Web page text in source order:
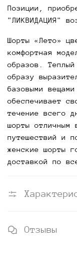
Позиции,
"ЛИКВИДАЦИЯ"
Шорты «Лето»
комфортная
образов.
образу
базовыми
обеспечивает
течение всего
шорты отличным
путешествий и
женские шорты
доставкой по
Отзывы